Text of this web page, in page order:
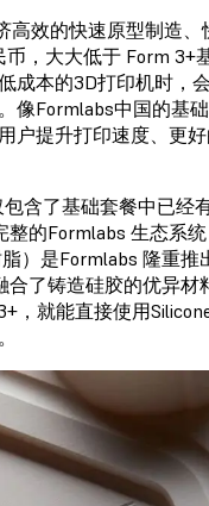
效的快速原型制造
，大大低于 Form 3+
本的3D打印机时，
像Formlabs中国的基
户提升打印速度、更
含了基础套餐中已
的Formlabs 生态系
）是Formlabs 隆重
了铸造硅胶的优异
，就能直接使用